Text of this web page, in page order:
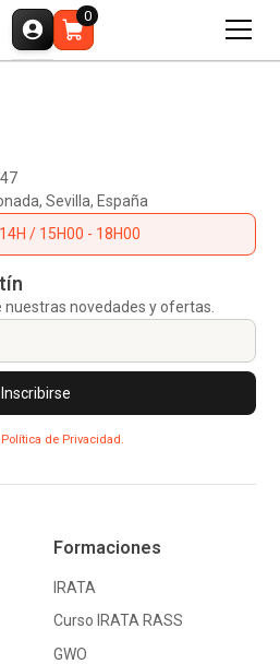
0
Sevilla, España
/ 15H00 - 18H00
novedades y ofertas.
Política de Privacidad.
Formaciones
IRATA
Curso IRATA RASS
GWO